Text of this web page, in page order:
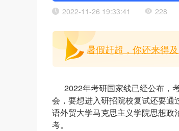
2022-11-26 19:33:41 228
暑假赶超，你还来得
2022年考研国家线已经公布，
会，要想进入研招院校复试还要
语外贸大学马克思主义学院思想
考。